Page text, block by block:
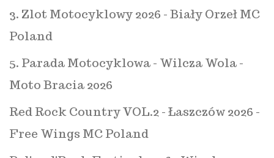
3. Zlot Motocyklowy 2026 - Biały Orzeł MC
Poland
5. Parada Motocyklowa - Wilcza Wola -
Moto Bracia 2026
Red Rock Country VOL.2 - Łaszczów 2026 -
Free Wings MC Poland